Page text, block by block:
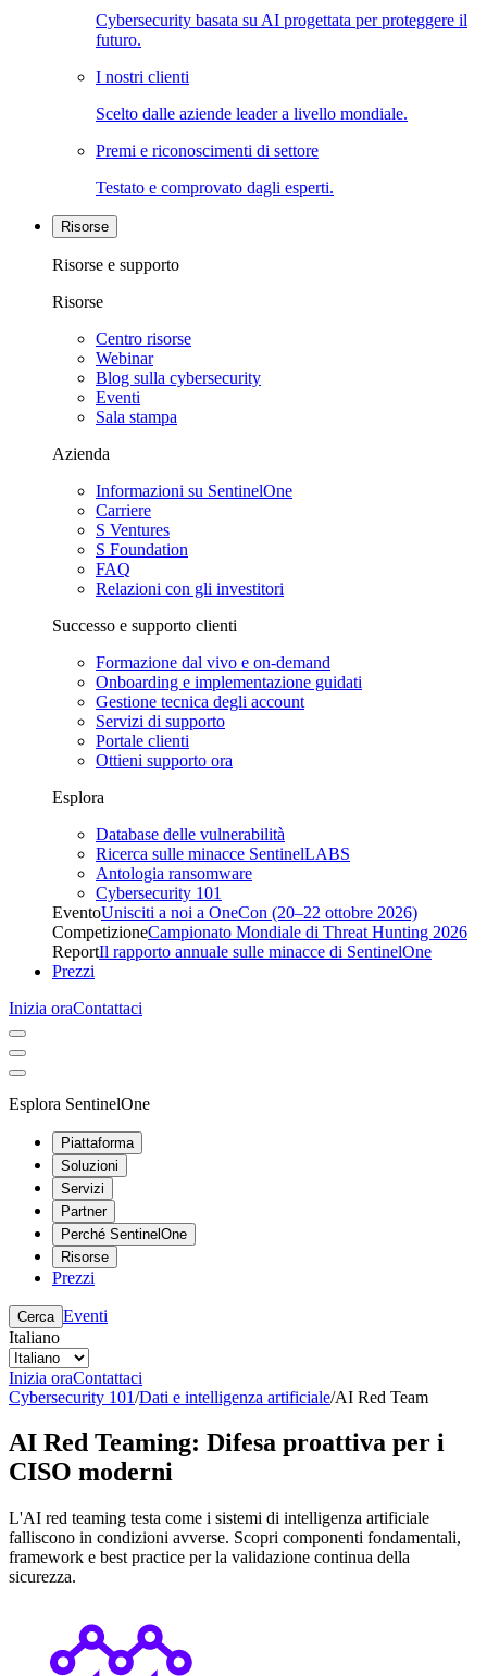
Cybersecurity basata su AI progettata per proteggere il
futuro.
I nostri clienti
Scelto dalle aziende leader a livello mondiale.
Premi e riconoscimenti di settore
Testato e comprovato dagli esperti.
Risorse
Risorse e supporto
Risorse
Centro risorse
Webinar
Blog sulla cybersecurity
Eventi
Sala stampa
Azienda
Informazioni su SentinelOne
Carriere
S Ventures
S Foundation
FAQ
Relazioni con gli investitori
Successo e supporto clienti
Formazione dal vivo e on-demand
Onboarding e implementazione guidati
Gestione tecnica degli account
Servizi di supporto
Portale clienti
Ottieni supporto ora
Esplora
Database delle vulnerabilità
Ricerca sulle minacce SentinelLABS
Antologia ransomware
Cybersecurity 101
EventoUnisciti a noi a OneCon (20–22 ottobre 2026)
CompetizioneCampionato Mondiale di Threat Hunting 2026
ReportIl rapporto annuale sulle minacce di SentinelOne
Prezzi
Inizia oraContattaci
Esplora SentinelOne
Piattaforma
Soluzioni
Servizi
Partner
Perché SentinelOne
Risorse
Prezzi
Cerca Eventi
Italiano
Inizia oraContattaci
Cybersecurity 101/Dati e intelligenza artificiale/AI Red Team
AI Red Teaming: Difesa proattiva per i
CISO moderni
L'AI red teaming testa come i sistemi di intelligenza artificiale
falliscono in condizioni avverse. Scopri componenti fondamentali,
framework e best practice per la validazione continua della
sicurezza.